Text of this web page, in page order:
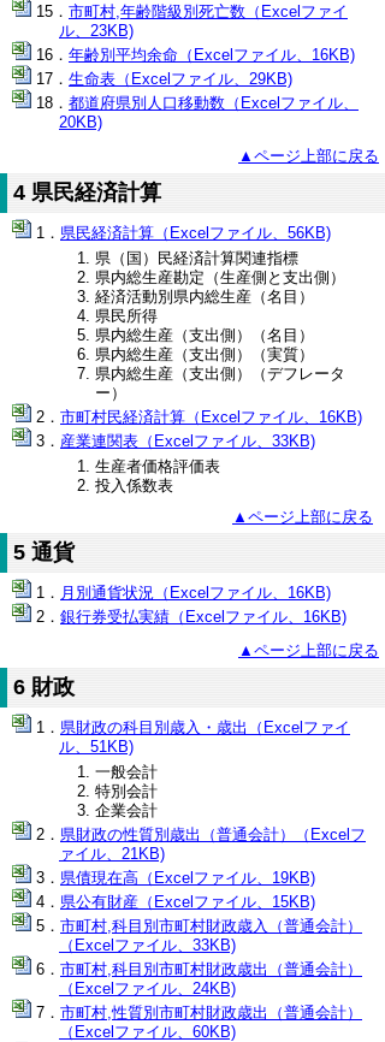
市町村,年齢階級別死亡数（Excelファイ
ル、23KB)
年齢別平均余命（Excelファイル、16KB)
生命表（Excelファイル、29KB)
都道府県別人口移動数（Excelファイル、
20KB)
▲ページ上部に戻る
4 県民経済計算
県民経済計算（Excelファイル、56KB)
県（国）民経済計算関連指標
県内総生産勘定（生産側と支出側）
経済活動別県内総生産（名目）
県民所得
県内総生産（支出側）（名目）
県内総生産（支出側）（実質）
県内総生産（支出側）（デフレータ
ー）
市町村民経済計算（Excelファイル、16KB)
産業連関表（Excelファイル、33KB)
生産者価格評価表
投入係数表
▲ページ上部に戻る
5 通貨
月別通貨状況（Excelファイル、16KB)
銀行券受払実績（Excelファイル、16KB)
▲ページ上部に戻る
6 財政
県財政の科目別歳入・歳出（Excelファイ
ル、51KB)
一般会計
特別会計
企業会計
県財政の性質別歳出（普通会計）（Excelフ
ァイル、21KB)
県債現在高（Excelファイル、19KB)
県公有財産（Excelファイル、15KB)
市町村,科目別市町村財政歳入（普通会計）
（Excelファイル、33KB)
市町村,科目別市町村財政歳出（普通会計）
（Excelファイル、24KB)
市町村,性質別市町村財政歳出（普通会計）
（Excelファイル、60KB)